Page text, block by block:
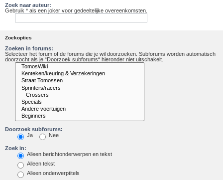
Zoek naar auteur:
Gebruik * als een joker voor gedeeltelijke overeenkomsten.
Zoekopties
Zoeken in forums:
Selecteer het forum of de forums die je wil doorzoeken. Subforums worden automatisch
doorzocht als je “Doorzoek subforums“ hieronder niet uitschakelt.
Doorzoek subforums:
Ja
Nee
Zoek in:
Alleen berichtonderwerpen en tekst
Alleen tekst
Alleen onderwerptitels